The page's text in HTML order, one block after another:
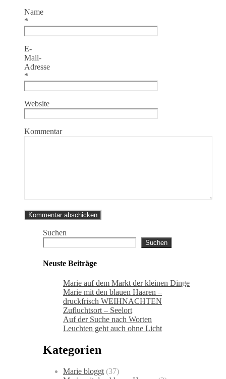
Name
*
E-
Mail-
Adresse
*
Website
Kommentar
Suchen
Suchen
Neuste Beiträge
Marie auf dem Markt der kleinen Dinge
Marie mit den blauen Haaren –
druckfrisch WEIHNACHTEN
Zufluchtsort – Seelort
Auf der Suche nach Worten
Leuchten geht auch ohne Licht
Kategorien
Marie bloggt (37)